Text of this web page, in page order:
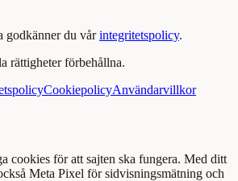
godkänner du vår integritetspolicy.
rättigheter förbehållna.
CookiepolicyAnvändarvillkor
cookies för att sajten ska fungera. Med ditt
Meta Pixel för sidvisningsmätning och